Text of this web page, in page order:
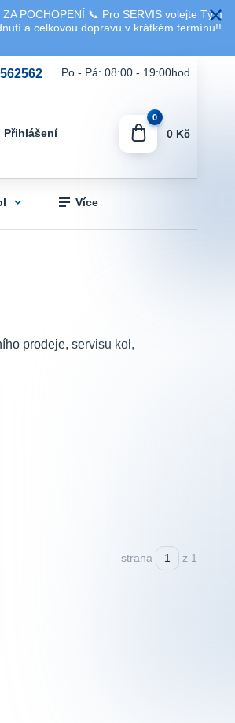
POCHOPENÍ 📞 Pro SERVIS volejte Tým
a celkovou dopravu v krátkém termínu!!
Přihlášení
Po - Pá: 08:00 - 19:00hod
0
0 Kč
Více
prodeje, servisu kol,
strana z 1